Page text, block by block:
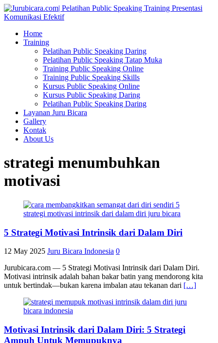
Home
Training
Pelatihan Public Speaking Daring
Pelatihan Public Speaking Tatap Muka
Training Public Speaking Online
Training Public Speaking Skills
Kursus Public Speaking Online
Kursus Public Speaking Daring
Pelatihan Public Speaking Daring
Layanan Juru Bicara
Gallery
Kontak
About Us
strategi menumbuhkan
motivasi
5 Strategi Motivasi Intrinsik dari Dalam Diri
12 May 2025 Juru Bicara Indonesia 0
Jurubicara.com — 5 Strategi Motivasi Intrinsik dari Dalam Diri.
Motivasi intrinsik adalah bahan bakar batin yang mendorong kita
untuk bertindak—bukan karena imbalan atau tekanan dari […]
Motivasi Intrinsik dari Dalam Diri: 5 Strategi
Ampuh Untuk Memupuknya